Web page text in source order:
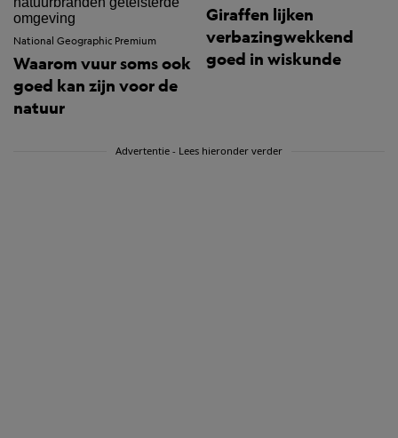
National Geographic Premium
Waarom vuur soms ook
goed kan zijn voor de
natuur
Giraffen lijken
verbazingwekkend
goed in wiskunde
Advertentie - Lees hieronder verder